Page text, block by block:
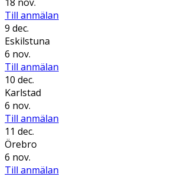
Till anmälan
9 dec.
Eskilstuna
6 nov.
Till anmälan
10 dec.
Karlstad
6 nov.
Till anmälan
11 dec.
Örebro
6 nov.
Till anmälan